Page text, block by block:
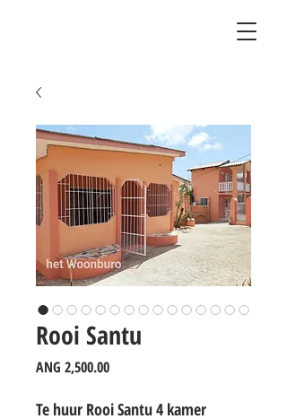
Rooi Santu
ANG 2,500.00Price
Te huur Rooi Santu 4 kamer